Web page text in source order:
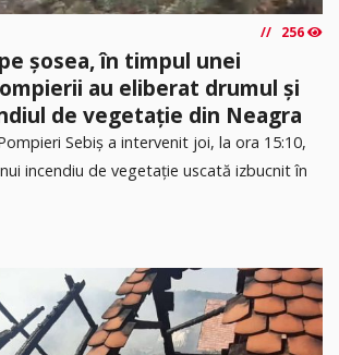
256
șosea, în timpul unei
au eliberat drumul și
de vegetație din Neagra
Sebiș a intervenit joi, la ora 15:10,
incendiu de vegetație uscată izbucnit în